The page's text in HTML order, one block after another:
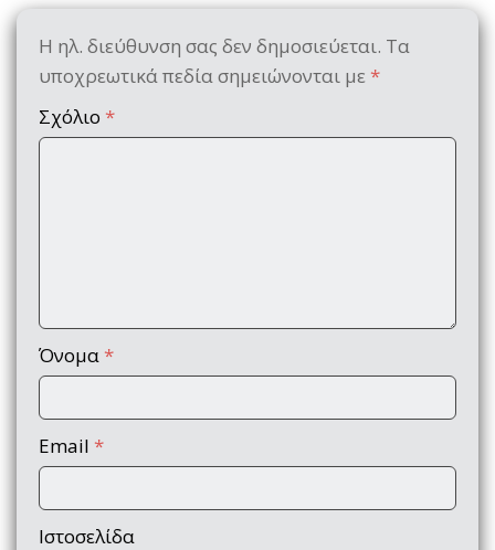
Η ηλ. διεύθυνση σας δεν δημοσιεύεται. Τα
υποχρεωτικά πεδία σημειώνονται με *
Σχόλιο *
Όνομα *
Email *
Ιστοσελίδα